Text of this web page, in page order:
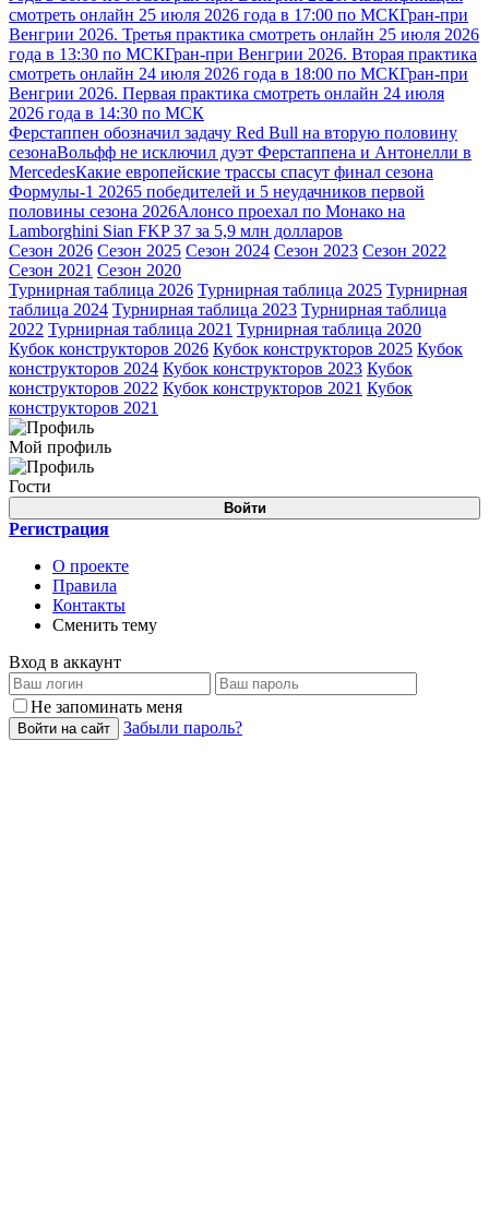
смотреть онлайн 25 июля 2026 года в 17:00 по МСКГран-при
Венгрии 2026. Третья практика смотреть онлайн 25 июля 2026
года в 13:30 по МСКГран-при Венгрии 2026. Вторая практика
смотреть онлайн 24 июля 2026 года в 18:00 по МСКГран-при
Венгрии 2026. Первая практика смотреть онлайн 24 июля
2026 года в 14:30 по МСК
Ферстаппен обозначил задачу Red Bull на вторую половину
сезонаВольфф не исключил дуэт Ферстаппена и Антонелли в
MercedesКакие европейские трассы спасут финал сезона
Формулы-1 20265 победителей и 5 неудачников первой
половины сезона 2026Алонсо проехал по Монако на
Lamborghini Sian FKP 37 за 5,9 млн долларов
Сезон 2026 Сезон 2025 Сезон 2024 Сезон 2023 Сезон 2022
Сезон 2021 Сезон 2020
Турнирная таблица 2026 Турнирная таблица 2025 Турнирная
таблица 2024 Турнирная таблица 2023 Турнирная таблица
2022 Турнирная таблица 2021 Турнирная таблица 2020
Кубок конструкторов 2026 Кубок конструкторов 2025 Кубок
конструкторов 2024 Кубок конструкторов 2023 Кубок
конструкторов 2022 Кубок конструкторов 2021 Кубок
конструкторов 2021
Мой профиль
Гости
Войти
Регистрация
О проекте
Правила
Контакты
Сменить тему
Вход в аккаунт
Не запоминать меня
Войти на сайт Забыли пароль?